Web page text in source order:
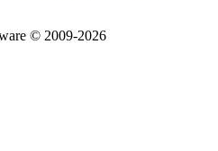
© 2009-2026